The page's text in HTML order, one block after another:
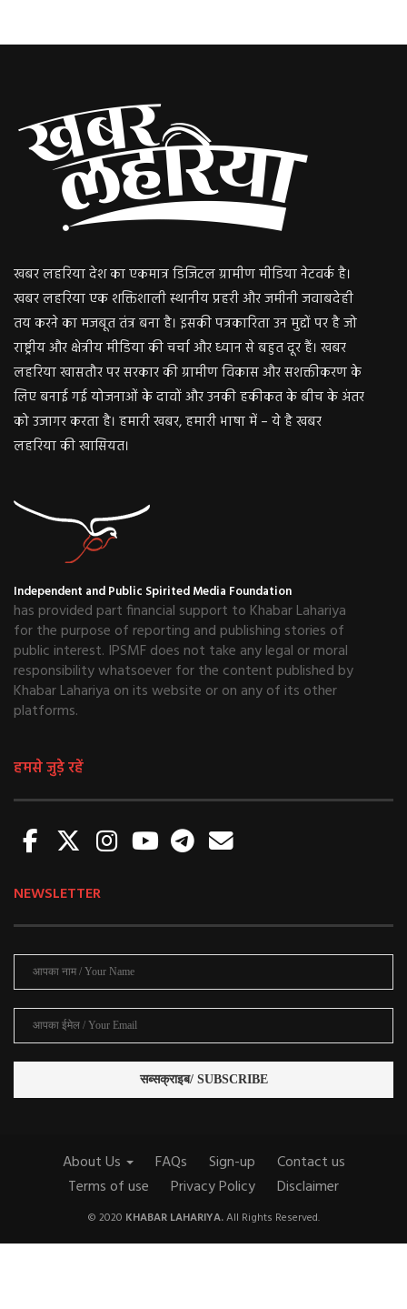
खबर लहरिया देश का एकमात्र डिजिटल ग्रामीण मीडिया नेटवर्क है।
खबर लहरिया एक शक्तिशाली स्थानीय प्रहरी और जमीनी जवाबदेही
तय करने का मजबूत तंत्र बना है। इसकी पत्रकारिता उन मुद्दों पर है जो
राष्ट्रीय और क्षेत्रीय मीडिया की चर्चा और ध्यान से बहुत दूर हैं। खबर
लहरिया खासतौर पर सरकार की ग्रामीण विकास और सशक्तीकरण के
लिए बनाई गई योजनाओं के दावों और उनकी हकीकत के बीच के अंतर
को उजागर करता है। हमारी खबर, हमारी भाषा में – ये है खबर
लहरिया की खासियत।
Independent and Public Spirited Media Foundation
has provided part financial support to Khabar Lahariya
for the purpose of reporting and publishing stories of
public interest. IPSMF does not take any legal or moral
responsibility whatsoever for the content published by
Khabar Lahariya on its website or on any of its other
platforms.
हमसे जुड़े रहें
NEWSLETTER
About Us FAQs Sign-up
Contact us
Terms of use
Privacy Policy Disclaimer
© 2020 KHABAR LAHARIYA.All Rights Reserved.